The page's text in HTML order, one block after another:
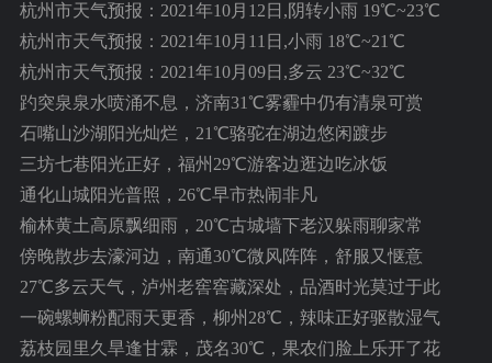
杭州市天气预报：2021年10月12日,阴转小雨 19℃~23℃
杭州市天气预报：2021年10月11日,小雨 18℃~21℃
杭州市天气预报：2021年10月09日,多云 23℃~32℃
趵突泉泉水喷涌不息，济南31℃雾霾中仍有清泉可赏
石嘴山沙湖阳光灿烂，21℃骆驼在湖边悠闲踱步
三坊七巷阳光正好，福州29℃游客边逛边吃冰饭
通化山城阳光普照，26℃早市热闹非凡
榆林黄土高原飘细雨，20℃古城墙下老汉躲雨聊家常
傍晚散步去濠河边，南通30℃微风阵阵，舒服又惬意
27℃多云天气，泸州老窖窖藏深处，品酒时光莫过于此
一碗螺蛳粉配雨天更香，柳州28℃，辣味正好驱散湿气
荔枝园里久旱逢甘霖，茂名30℃，果农们脸上乐开了花